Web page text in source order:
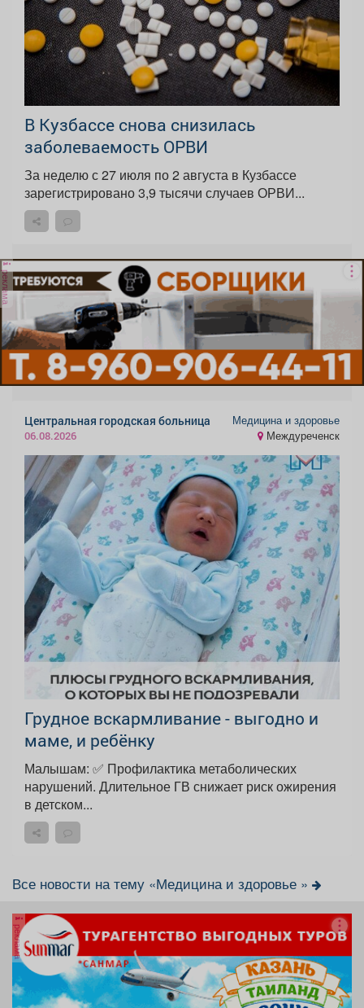
В Кузбассе снова снизилась
заболеваемость ОРВИ
За неделю с 27 июля по 2 августа в Кузбассе
зарегистрировано 3,9 тысячи случаев ОРВИ...
реклама
Центральная городская больница
06.08.2026
Медицина и здоровье
Междуреченск
Грудное вскармливание - выгодно и
маме, и ребёнку
Малышам: ✅ Профилактика метаболических
нарушений. Длительное ГВ снижает риск ожирения
в детском...
Все новости на тему «Медицина и здоровье »
реклама